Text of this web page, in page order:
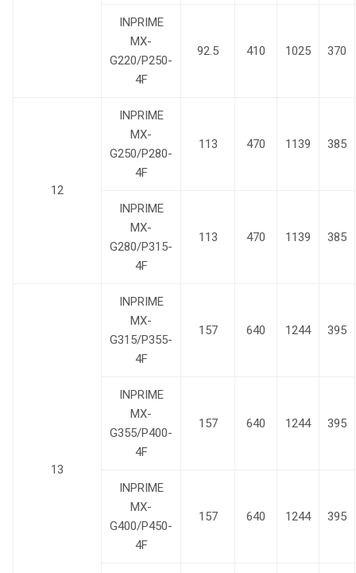
INPRIME
MX-
G220/P250-
4F
92.5 410 1025 370
12
INPRIME
MX-
G250/P280-
4F
113 470 1139 385
INPRIME
MX-
G280/P315-
4F
113 470 1139 385
13
INPRIME
MX-
G315/P355-
4F
157 640 1244 395
INPRIME
MX-
G355/P400-
4F
157 640 1244 395
INPRIME
MX-
G400/P450-
4F
157 640 1244 395